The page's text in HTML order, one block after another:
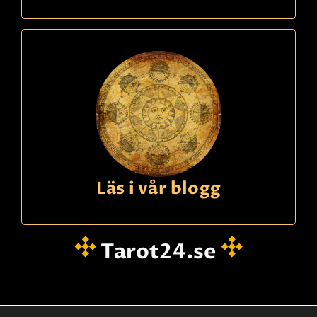
Ring 09391340
kode 438
p/m
Hög intuition. Har andekontakt och förmedlar
budskap från andra sidan. Ser även tidigare liv.
Faktura
betaling
Läs i vår blogg
Tarot24.se